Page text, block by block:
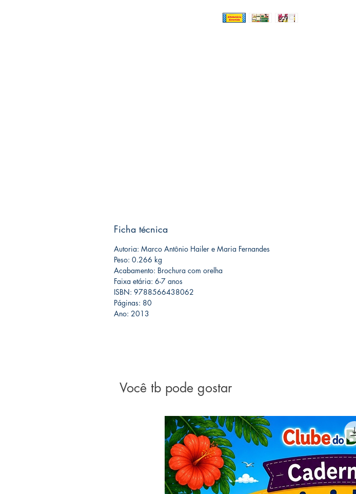
Ficha técnica
Autoria: Marco Antônio Hailer e Maria Fernandes
Peso: 0.266 kg
Acabamento: Brochura com orelha
Faixa etária: 6-7 anos
ISBN: 9788566438062
Páginas: 80
Ano: 2013
Você tb pode gostar